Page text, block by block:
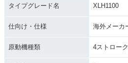
タイプグレード名 XLH1100
仕向け・仕様 海外メーカ
原動機種類 4ストローク